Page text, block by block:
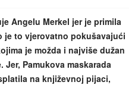
g
a
t
Angelu Merkel jer je primila
je to vjerovatno pokušavajući
je možda i najviše dužan
Jer, Pamukova maskarada
na književnoj pijaci,